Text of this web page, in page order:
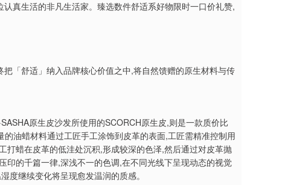
真生活的非凡生活家。臻选数件舒适系好物限时一口价礼赞,
「舒适」纳入品牌核心价值之中,将自然馈赠的原生材料与传
原生皮沙发所使用的SCORCH原生皮,则是一款质价比
油蜡材料通过工匠手工涂饰到皮革的表面,工匠需精准控制用
蜡在皮革的低洼处沉积,形成较深的色泽,然后通过对皮革抛
的千篇一律,深浅不一的色调,在不同光线下呈现动态的视觉
度继续变化将呈现愈发温润的质感。